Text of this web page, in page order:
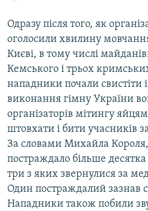
Одразу після того, як
оголосили хвилину
Києві, в тому числі
Кемського і трьох
нападники почали свистіти
виконання гімну України
організаторів мітингу
штовхати і бити учасників
За словами Михайла
постраждало більше
три з яких звернулися за
Один постраждалий зазнав
Нападники також побили